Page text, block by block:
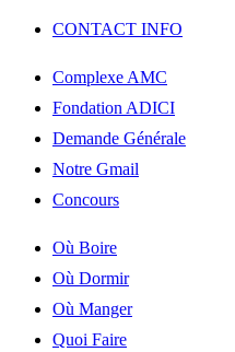
CONTACT INFO
Complexe AMC
Fondation ADICI
Demande Générale
Notre Gmail
Concours
Où Boire
Où Dormir
Où Manger
Quoi Faire